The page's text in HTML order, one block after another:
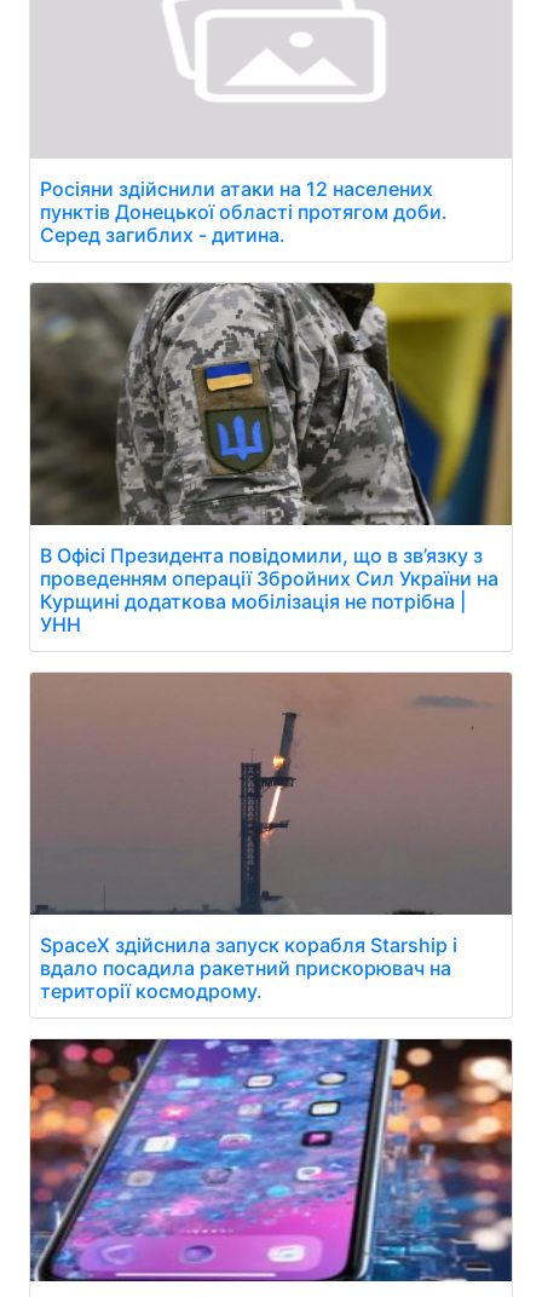
Росіяни здійснили атаки на 12 населених
пунктів Донецької області протягом доби.
Серед загиблих - дитина.
В Офісі Президента повідомили, що в зв’язку з
проведенням операції Збройних Сил України на
Курщині додаткова мобілізація не потрібна |
УНН
SpaceX здійснила запуск корабля Starship і
вдало посадила ракетний прискорювач на
території космодрому.